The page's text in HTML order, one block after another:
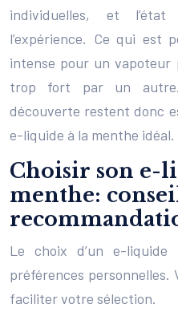
individuelles, et
l’expérience. Ce qui est
intense pour un vapoteur
trop fort par un autre.
découverte restent donc
e-liquide à la menthe idéal.
Choisir son e-
menthe:
Le choix d’un e-
préférences personnelles.
faciliter votre sélection.